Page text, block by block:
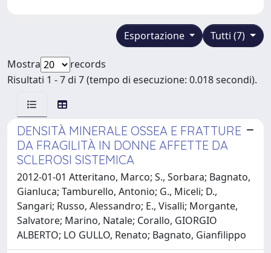
Tutti (7)
Esportazione
Mostra
records
Risultati 1 - 7 di 7 (tempo di esecuzione: 0.018 secondi).
DENSITÀ MINERALE OSSEA E FRATTURE
DA FRAGILITÀ IN DONNE AFFETTE DA
SCLEROSI SISTEMICA
2012-01-01 Atteritano, Marco; S., Sorbara; Bagnato,
Gianluca; Tamburello, Antonio; G., Miceli; D.,
Sangari; Russo, Alessandro; E., Visalli; Morgante,
Salvatore; Marino, Natale; Corallo, GIORGIO
ALBERTO; LO GULLO, Renato; Bagnato, Gianfilippo